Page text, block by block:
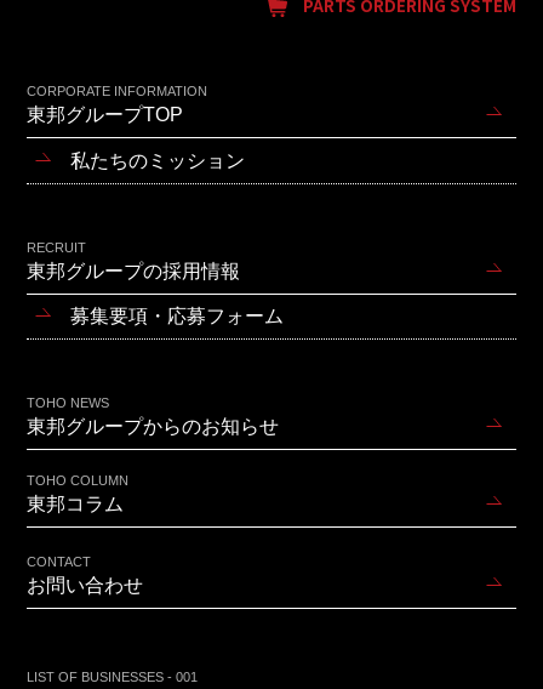
CORPORATE INFORMATION
東邦グループTOP
私たちのミッション
RECRUIT
東邦グループの採用情報
募集要項・応募フォーム
TOHO NEWS
東邦グループからのお知らせ
TOHO COLUMN
東邦コラム
CONTACT
お問い合わせ
LIST OF BUSINESSES - 001